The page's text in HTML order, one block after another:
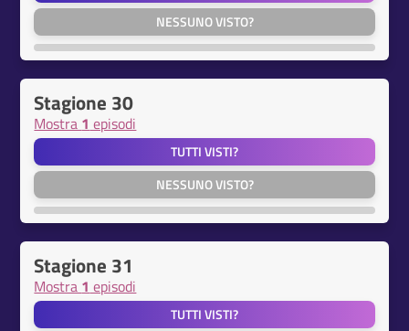
NESSUNO VISTO?
Stagione 30
Mostra 1 episodi
TUTTI VISTI?
NESSUNO VISTO?
Stagione 31
Mostra 1 episodi
TUTTI VISTI?